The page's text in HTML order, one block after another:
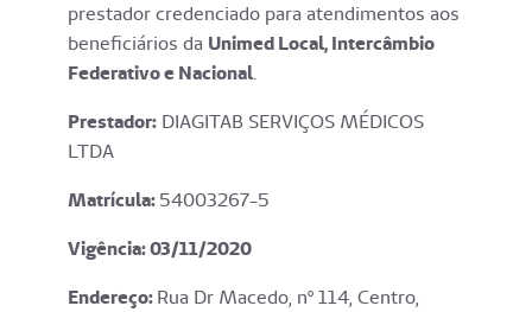
prestador credenciado para atendimentos aos
beneficiários da Unimed Local, Intercâmbio
Federativo e Nacional.
Prestador: DIAGITAB SERVIÇOS MÉDICOS
LTDA
Matrícula:54003267-5
Vigência: 03/11/2020
Endereço:Rua Dr Macedo, nº 114, Centro,